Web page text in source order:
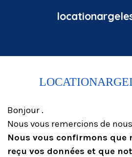
Bonjour .
Nous vous remercions de
Nous vous confirmons que
reçu vos données et que